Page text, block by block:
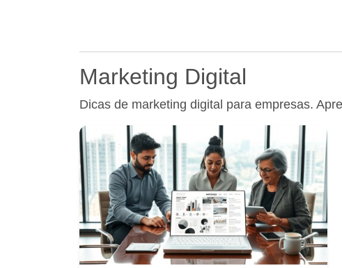
Marketing Digital
Dicas de marketing digital para empresas.